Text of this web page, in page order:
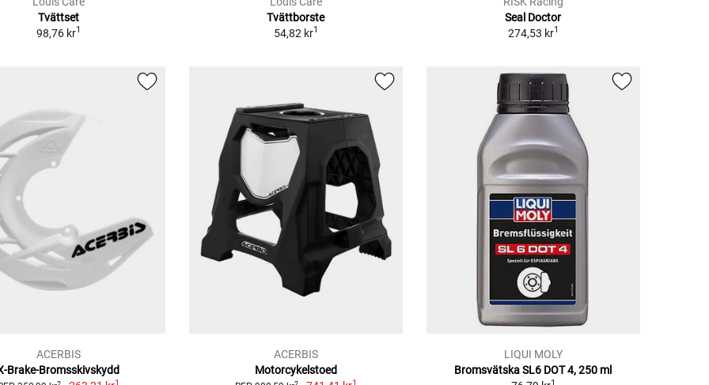
Tvättset
98,76 kr1
Tvättborste
54,82 kr1
Seal Doctor
274,53 kr1
ACERBIS
Brake-Bromsskivskydd
ACERBIS
Motorcykelstoed
LIQUI MOLY
Bromsvätska SL6 DOT 4, 250 ml